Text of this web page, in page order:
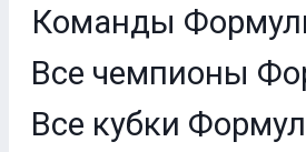
Команды
Все чемпионы
Все кубки